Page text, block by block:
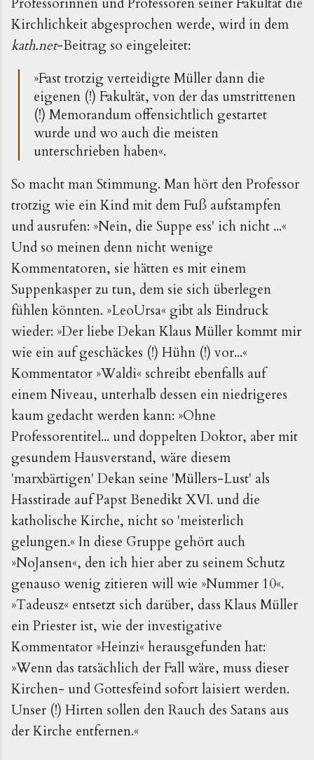
Kirchlichkeit abgesprochen werde, wird in dem
kath.net-Beitrag so eingeleitet:
»Fast trotzig verteidigte Müller dann die
eigenen (!) Fakultät, von der das umstrittenen
(!) Memorandum offensichtlich gestartet
wurde und wo auch die meisten
unterschrieben haben«.
So macht man Stimmung. Man hört den Professor
trotzig wie ein Kind mit dem Fuß aufstampfen
und ausrufen: »Nein, die Suppe ess' ich nicht ...«
Und so meinen denn nicht wenige
Kommentatoren, sie hätten es mit einem
Suppenkasper zu tun, dem sie sich überlegen
fühlen könnten. »LeoUrsa« gibt als Eindruck
wieder: »Der liebe Dekan Klaus Müller kommt mir
wie ein auf geschäckes (!) Hühn (!) vor...«
Kommentator »Waldi« schreibt ebenfalls auf
einem Niveau, unterhalb dessen ein niedrigeres
kaum gedacht werden kann: »Ohne
Professorentitel... und doppelten Doktor, aber mit
gesundem Hausverstand, wäre diesem
'marxbärtigen' Dekan seine 'Müllers-Lust' als
Hasstirade auf Papst Benedikt XVI. und die
katholische Kirche, nicht so 'meisterlich
gelungen.« In diese Gruppe gehört auch
»NoJansen«, den ich hier aber zu seinem Schutz
genauso wenig zitieren will wie »Nummer 10«.
»Tadeusz« entsetzt sich darüber, dass Klaus Müller
ein Priester ist, wie der investigative
Kommentator »Heinzi« herausgefunden hat:
»Wenn das tatsächlich der Fall wäre, muss dieser
Kirchen- und Gottesfeind sofort laisiert werden.
Unser (!) Hirten sollen den Rauch des Satans aus
der Kirche entfernen.«